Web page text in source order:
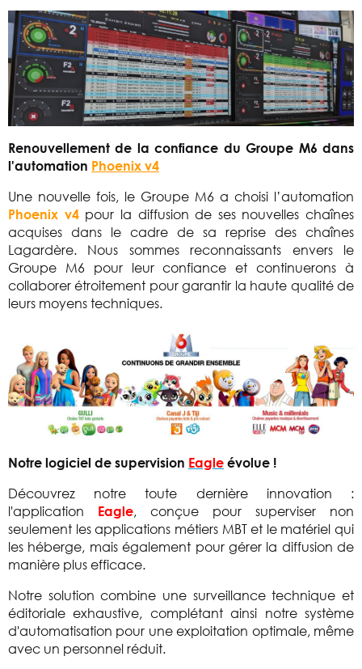
Renouvellement de la confiance du Groupe M6 dans
l'automation Phoenix v4
Une nouvelle fois, le Groupe M6 a choisi l’automation
Phoenix v4pour la diffusion de ses nouvelles chaînes
acquises dans le cadre de sa reprise des chaînes
Lagardère. Nous sommes reconnaissants envers le
Groupe M6 pour leur confiance et continuerons à
collaborer étroitement pour garantir la haute qualité de
leurs moyens techniques.
Notre logiciel de supervision Eagle évolue !
Découvrez notre toute dernière innovation :
l'application
Eagle, conçue pour superviser non
seulement les applications métiers MBT et le matériel qui
les héberge, mais également pour gérer la diffusion de
manière plus efficace.
Notre solution combine une surveillance technique et
éditoriale exhaustive, complétant ainsi notre système
d'automatisation pour une exploitation optimale, même
avec un personnel réduit.